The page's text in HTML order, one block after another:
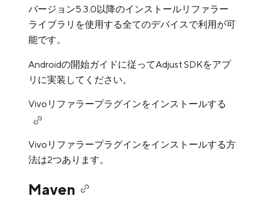
バージョン5.3.0以降のインストールリファラー
ライブラリを使用する全てのデバイスで利用が可
能です。
Androidの開始ガイドに従ってAdjust SDKをアプ
リに実装してください。
Vivoリファラープラグインをインストールする
Vivoリファラープラグインをインストールする方
法は2つあります。
Maven